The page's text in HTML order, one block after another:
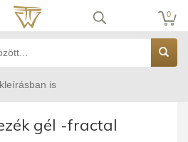
0
is
gél -fractal